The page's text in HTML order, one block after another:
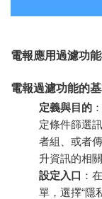
電報應用過濾功
電報過濾功能的
定義與目的 ：
定條件篩選
者組、或者
升資訊的相
設定入口 ：
單，選擇“隱